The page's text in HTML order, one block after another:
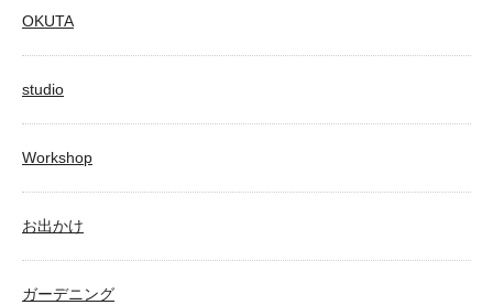
OKUTA
studio
Workshop
お出かけ
ガーデニング